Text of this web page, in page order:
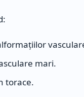
mari.
torace.